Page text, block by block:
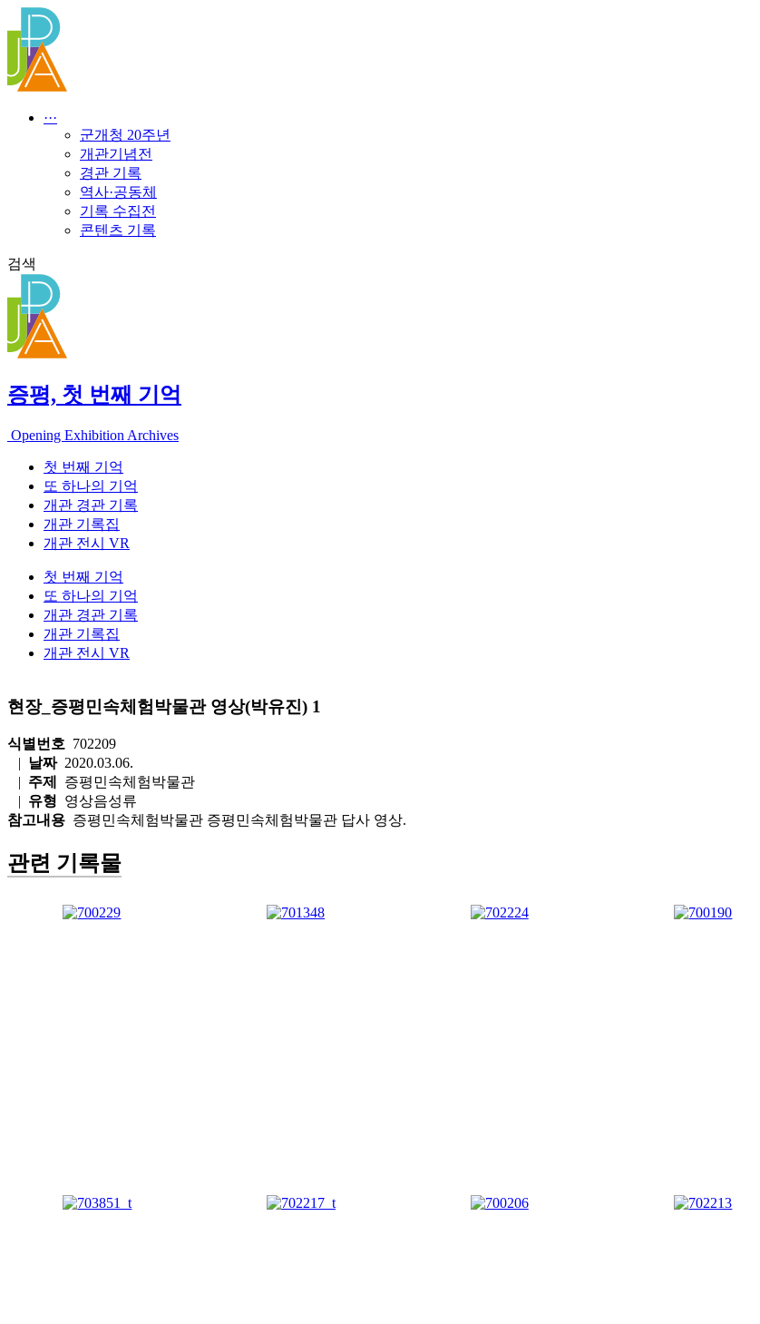
텐
로
건
···
군개청 20주년
개관기념전
경관 기록
역사·공동체
기록 수집전
콘텐츠 기록
검색
증평, 첫 번째 기억
Opening Exhibition Archives
첫 번째 기억
또 하나의 기억
개관 경관 기록
개관 기록집
개관 전시 VR
첫 번째 기억
또 하나의 기억
개관 경관 기록
개관 기록집
개관 전시 VR
현장_증평민속체험박물관 영상(박유진) 1
식별번호 702209
| 날짜2020.03.06.
| 주제
증평민속체험박물관
| 유형
영상음성류
참고내용 증평민속체험박물관 증평민속체험박물관 답사 영상.
관련 기록물